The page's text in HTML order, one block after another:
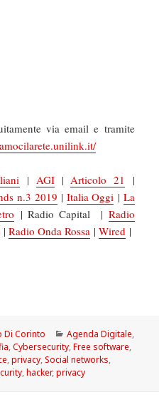
via email e tramite
| AGI|Articolo 21 |
n.3 2019 | Italia Oggi | La
| Radio Capital | Radio
|Radio Onda Rossa |Wired |
la rete. Piccolo
Di Corinto Categorie
Agenda Digitale,
,Cybersecurity,Free software,
,privacy,Social networks,
,hacker,privacy